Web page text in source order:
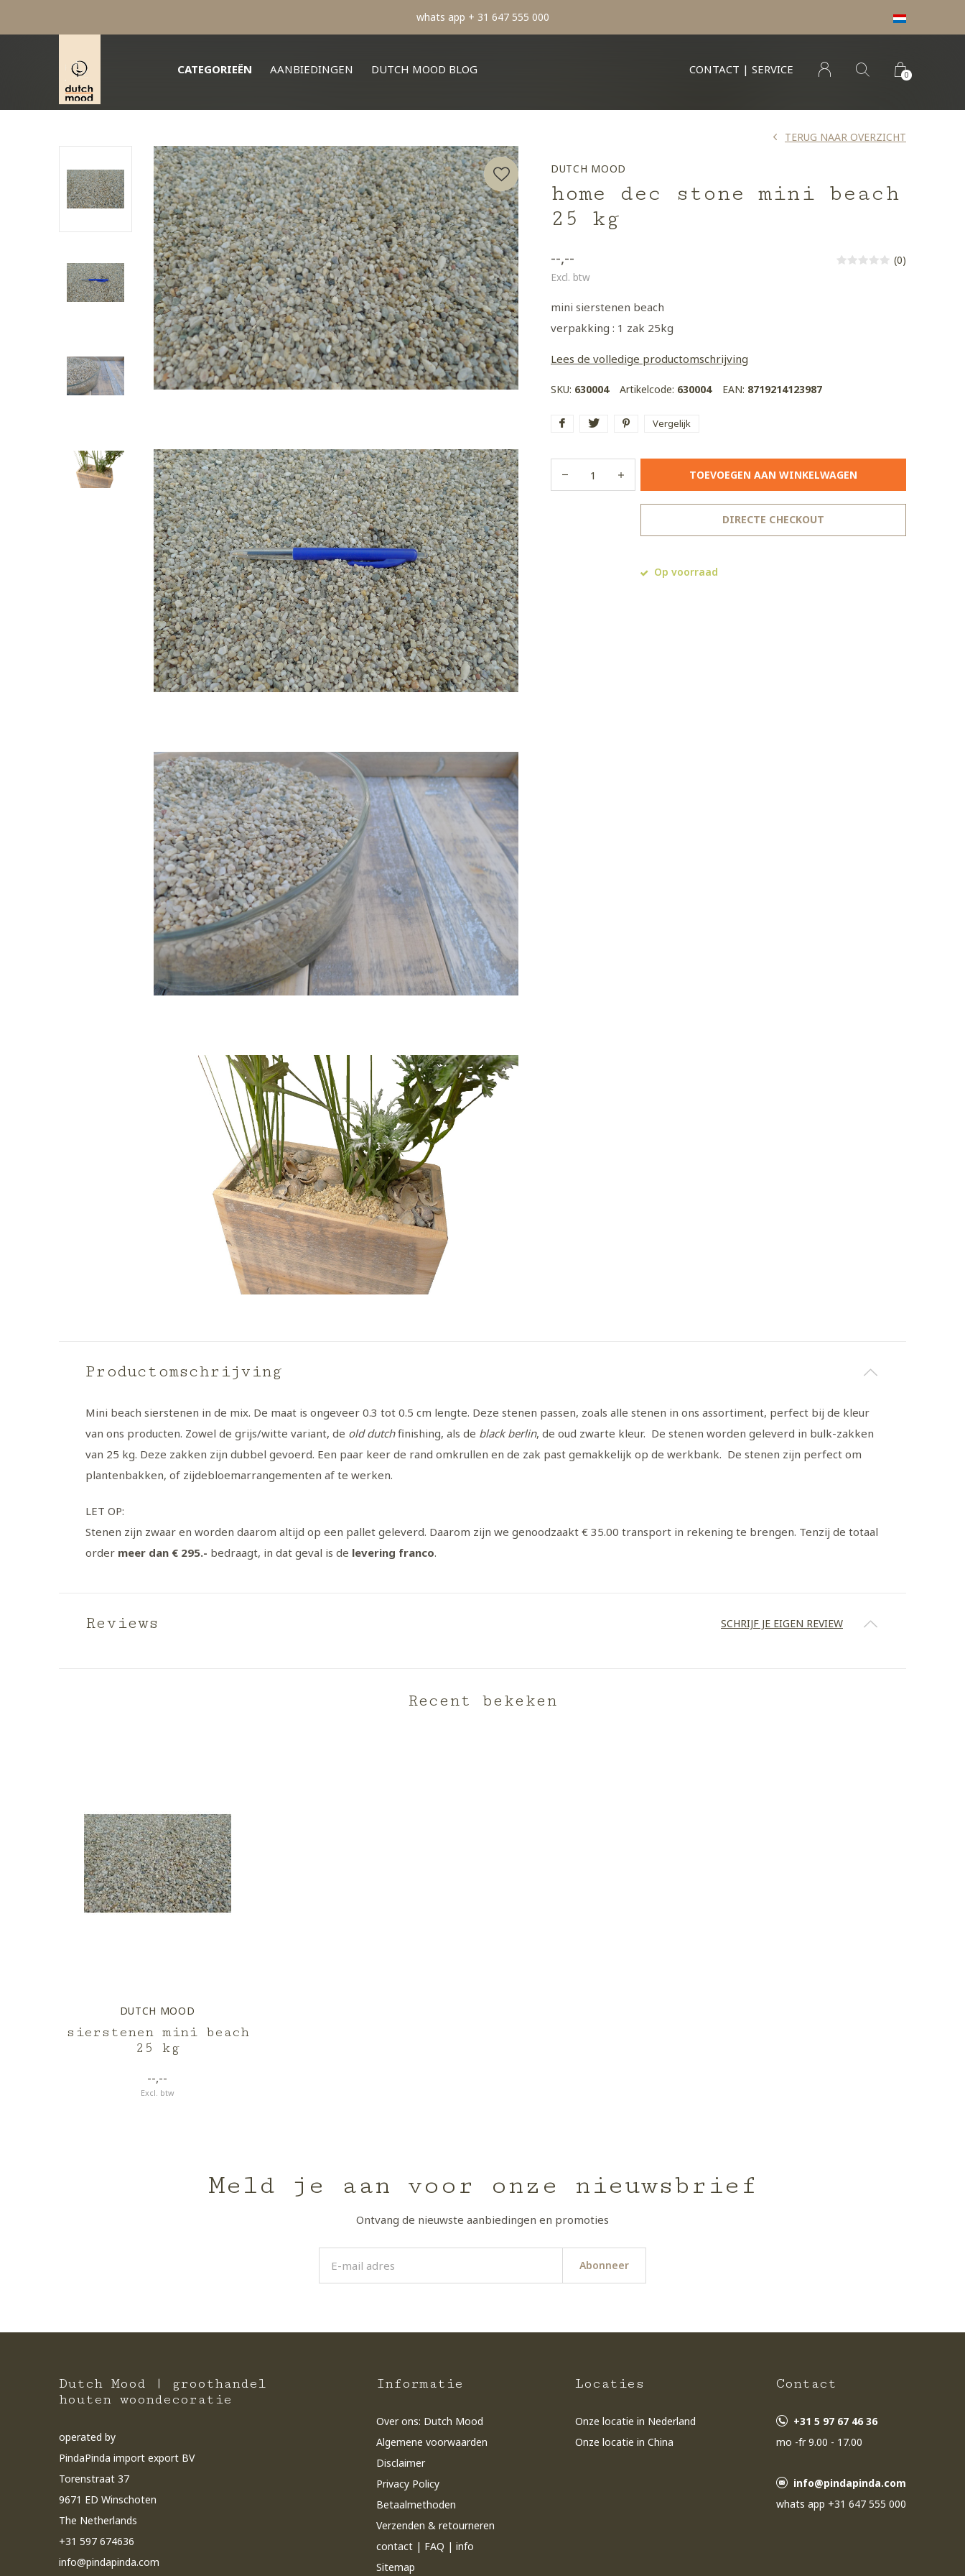
CATEGORIEËN AANBIEDINGEN DUTCH MOOD BLOG CONTACT | SERVICE 0
min order € 100.- franco
DUTCH MOOD
home dec stone mini beach
25 kg
TERUG NAAR OVERZICHT
--,--
Excl. btw
(0)
mini sierstenen beach
verpakking : 1 zak 25kg
Lees de volledige productomschrijving
SKU: 630004 Artikelcode: 630004 EAN: 8719214123987
Vergelijk
TOEVOEGEN AAN WINKELWAGEN
DIRECTE CHECKOUT
Op voorraad
Productomschrijving
Mini beach sierstenen in de mix. De maat is ongeveer 0.3 tot 0.5 cm lengte. Deze stenen passen, zoals alle stenen in ons assortiment, perfect bij de kleur
van ons producten. Zowel de grijs/witte variant, de old dutchfinishing, als de black berlin, de oud zwarte kleur. De stenen worden geleverd in bulk-zakken
van 25 kg. Deze zakken zijn dubbel gevoerd. Een paar keer de rand omkrullen en de zak past gemakkelijk op de werkbank. De stenen zijn perfect om
plantenbakken, of zijdebloemarrangementen af te werken.
LET OP:
Stenen zijn zwaar en worden daarom altijd op een pallet geleverd. Daarom zijn we genoodzaakt € 35.00 transport in rekening te brengen. Tenzij de totaal
order meer dan € 295.- bedraagt, in dat geval is de levering franco.
Reviews SCHRIJF JE EIGEN REVIEW
Recent bekeken
DUTCH MOOD
sierstenen mini beach
25 kg
--,--
Excl. btw
Meld je aan voor onze nieuwsbrief
Ontvang de nieuwste aanbiedingen en promoties
Abonneer
Dutch Mood | groothandel
houten woondecoratie
operated by
PindaPinda import export BV
Torenstraat 37
9671 ED Winschoten
The Netherlands
+31 597 674636
info@pindapinda.com
Informatie
Over ons: Dutch Mood
Algemene voorwaarden
Disclaimer
Privacy Policy
Betaalmethoden
Verzenden & retourneren
contact | FAQ | info
Sitemap
Locaties
Onze locatie in Nederland
Onze locatie in China
Contact
+31 5 97 67 46 36
mo -fr 9.00 - 17.00
info@pindapinda.com
whats app +31 647 555 000